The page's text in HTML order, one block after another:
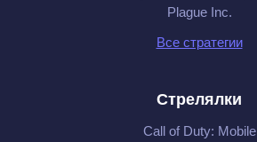
Plague Inc.
Все стратегии
Стрелялки
Call of Duty: Mobile